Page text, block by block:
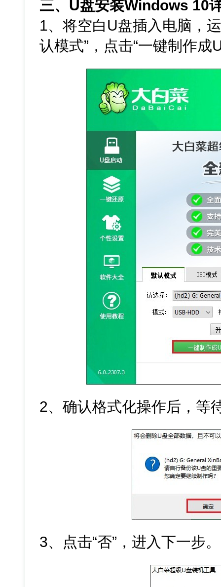
三、U盘安装Windows 10
1、将空白U盘插入电脑，
认模式”，点击“一键制作成
2、确认格式化操作后，等
3、点击“否”，进入下一步。